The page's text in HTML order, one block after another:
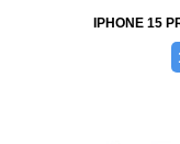
IPHONE 15